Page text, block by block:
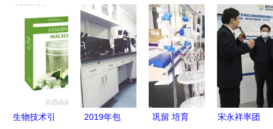
前沿研发驱
动未来健康
齐下，生物
领域一
路“狂飙”
业“芯”与通
信技术开发
的双重革命
信技术开发
领域的创新
探索
生物技术引
2019年包
巩留 培育
宋永祥率团